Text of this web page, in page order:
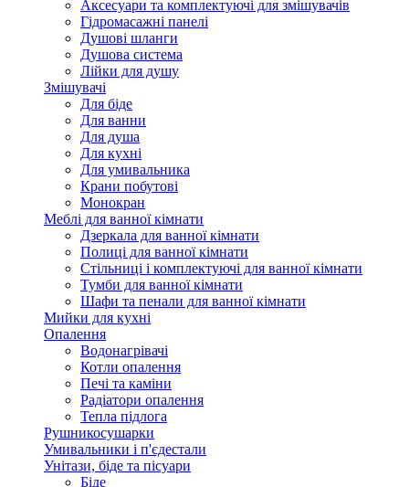
Аксесуари та комплектуючі для змішувачів
Гідромасажні панелі
Душові шланги
Душова система
Лійки для душу
Змішувачі
Для біде
Для ванни
Для душа
Для кухні
Для умивальника
Крани побутові
Монокран
Меблі для ванної кімнати
Дзеркала для ванної кімнати
Полиці для ванної кімнати
Стільниці і комплектуючі для ванної кімнати
Тумби для ванної кімнати
Шафи та пенали для ванної кімнати
Мийки для кухні
Опалення
Водонагрівачі
Котли опалення
Печі та каміни
Радіатори опалення
Тепла підлога
Рушникосушарки
Умивальники і п'єдестали
Унітази, біде та пісуари
Біде